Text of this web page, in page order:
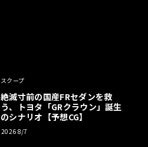
スクープ
絶滅寸前の国産FRセダンを救
う、トヨタ「GRクラウン」誕生
のシナリオ【予想CG】
2026 8/7